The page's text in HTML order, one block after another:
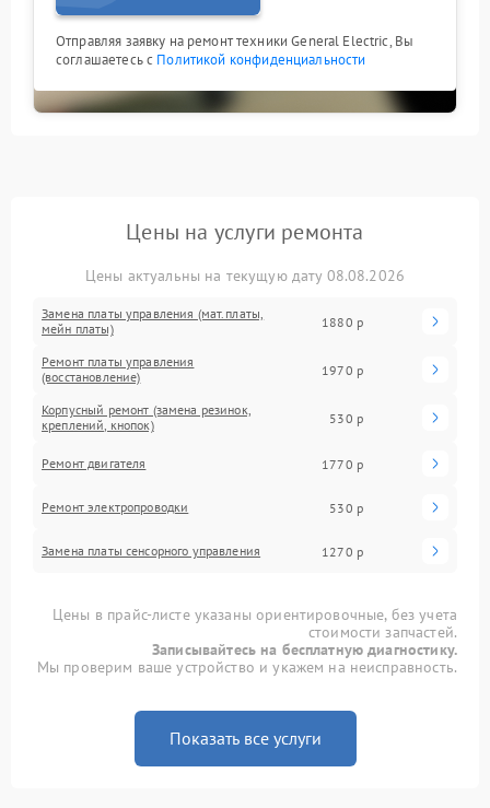
Отправляя заявку на ремонт техники General Electric, Вы
соглашаетесь с Политикой конфиденциальности
Цены на услуги ремонта
Цены актуальны на текущую дату 08.08.2026
Замена платы управления (мат.платы,
мейн платы)
1880 р
Ремонт платы управления
(восстановление)
1970 р
Корпусный ремонт (замена резинок,
креплений, кнопок)
530 р
Ремонт двигателя 1770 р
Ремонт электропроводки 530 р
Замена платы сенсорного управления 1270 р
Цены в прайс-листе указаны ориентировочные, без учета
стоимости запчастей.
Записывайтесь на бесплатную диагностику.
Мы проверим ваше устройство и укажем на неисправность.
Показать все услуги